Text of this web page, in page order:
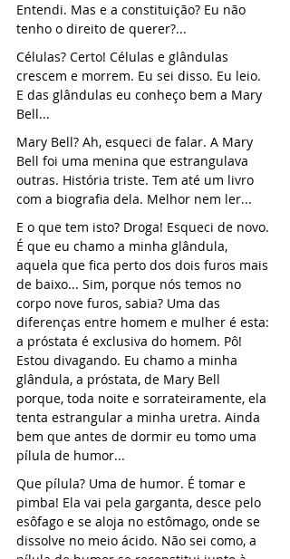
Entendi. Mas e a constituição? Eu não
tenho o direito de querer?...
Células? Certo! Células e glândulas
crescem e morrem. Eu sei disso. Eu leio.
E das glândulas eu conheço bem a Mary
Bell...
Mary Bell? Ah, esqueci de falar. A Mary
Bell foi uma menina que estrangulava
outras. História triste. Tem até um livro
com a biografia dela. Melhor nem ler...
E o que tem isto? Droga! Esqueci de novo.
É que eu chamo a minha glândula,
aquela que fica perto dos dois furos mais
de baixo... Sim, porque nós temos no
corpo nove furos, sabia? Uma das
diferenças entre homem e mulher é esta:
a próstata é exclusiva do homem. Pô!
Estou divagando. Eu chamo a minha
glândula, a próstata, de Mary Bell
porque, toda noite e sorrateiramente, ela
tenta estrangular a minha uretra. Ainda
bem que antes de dormir eu tomo uma
pílula de humor...
Que pílula? Uma de humor. É tomar e
pimba! Ela vai pela garganta, desce pelo
esôfago e se aloja no estômago, onde se
dissolve no meio ácido. Não sei como, a